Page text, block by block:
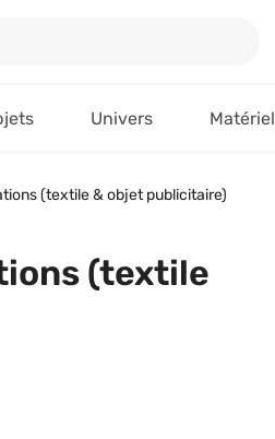
Univers Matériel
(textile & objet publicitaire)
(textile